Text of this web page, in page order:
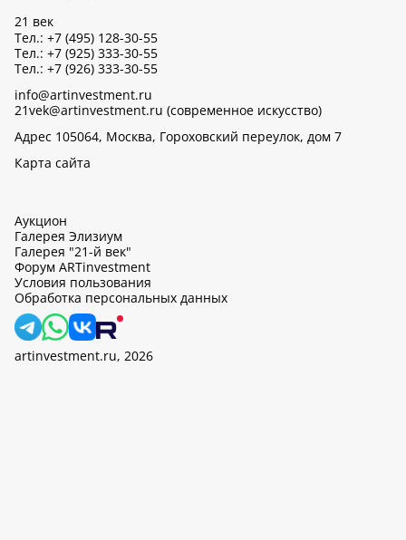
21 век
Тел.: +7 (495) 128-30-55
Тел.: +7 (925) 333-30-55
Тел.: +7 (926) 333-30-55
info@artinvestment.ru
21vek@artinvestment.ru (современное искусство)
Адрес 105064, Москва, Гороховский переулок, дом 7
Карта сайта
Аукцион
Галерея Элизиум
Галерея "21-й век"
Форум ARTinvestment
Условия пользования
Обработка персональных данных
artinvestment.ru, 2026